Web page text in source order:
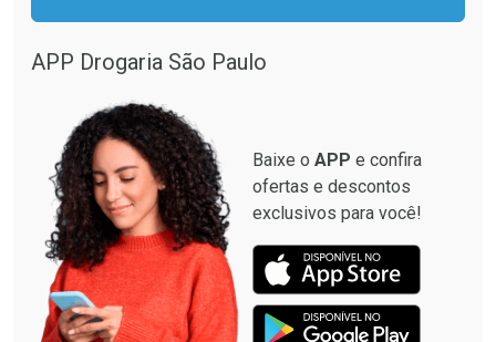
APP Drogaria São Paulo
Baixe o APP e confira
ofertas e descontos
exclusivos para você!